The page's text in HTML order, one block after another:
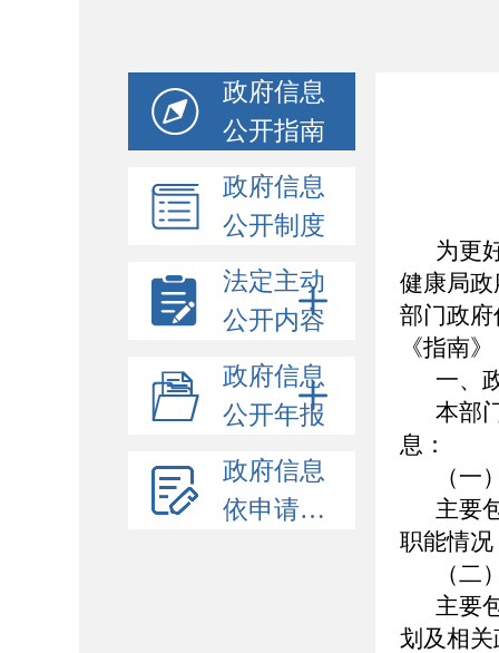
政府信息
公开指南
政府信息
公开制度
法定主动
公开内容
政府信息
公开年报
政府信息
依申请公开
为更
健康局
部门政
《指南
一、
本部
息：
（一
主要
职能情
（二
主要
划及相